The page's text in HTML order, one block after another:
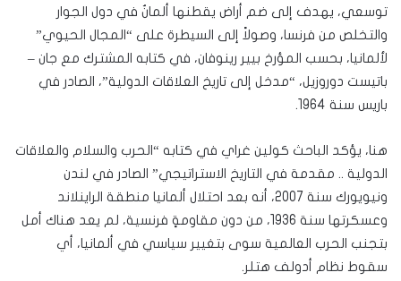
توسعي، يهدف إلى ضم أراض يقطنها ألمانٌ في دول الجوار
والتخلص من فرنسا، وصولاً إلى السيطرة على “المجال الحيوي”
لألمانيا، بحسب المؤرخ بيير رينوفان، في كتابه المشترك مع جان –
باتيست دوروزيل، “مدخل إلى تاريخ العلاقات الدولية”، الصادر في
باريس سنة 1964.
هنا، يؤكد الباحث كولين غراي في كتابه “الحرب والسلام والعلاقات
الدولية .. مقدمة في التاريخ الاستراتيجي” الصادر في لندن
ونيويورك سنة 2007، أنه بعد احتلال ألمانيا منطقة الراينلاند
وعسكرتها سنة 1936، من دون مقاومةٍ فرنسية، لم يعد هناك أمل
بتجنب الحرب العالمية سوى بتغيير سياسي في ألمانيا، أي
سقوط نظام أدولف هتلر.